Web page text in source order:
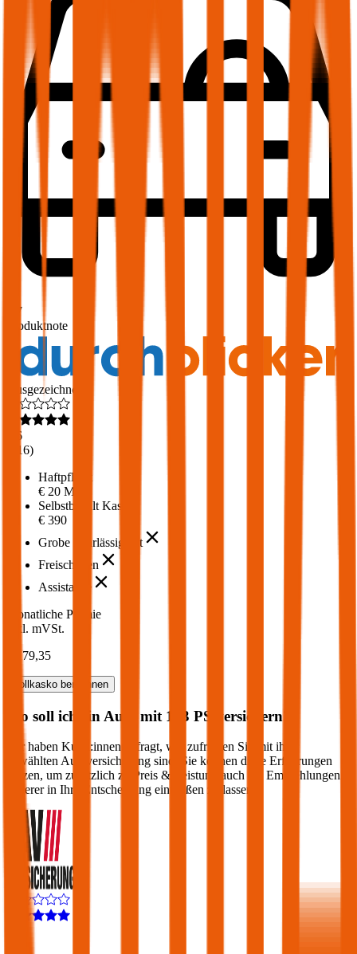
1,7
Produktnote
Ausgezeichnet
4,6
216)
Haftpflicht
€ 20 Mio.
Selbstbehalt Kasko
€ 390
Grobe Fahrlässigkeit
Freischaden
Assistance
Monatliche Prämie
inkl. mVSt.
€ 179,35
Vollkasko berechnen
Wo soll ich ein Auto mit 163 PS versichern?
Wir haben Kund:innen befragt, wie zufrieden Sie mit ihrer
gewählten Autoversicherung sind. Sie können diese Erfahrungen
nutzen, um zusätzlich zu Preis & Leistung auch die Empfehlungen
anderer in Ihre Entscheidung einfließen zu lassen: